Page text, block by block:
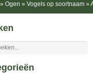
» Ogen » Vogels op soortnaam »